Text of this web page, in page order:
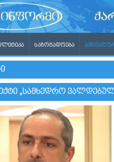
ᲡᲐᲖᲝᲒᲐᲓᲝᲔᲑᲐ
„ᲡᲐᲛᲮᲔᲓᲠᲝ